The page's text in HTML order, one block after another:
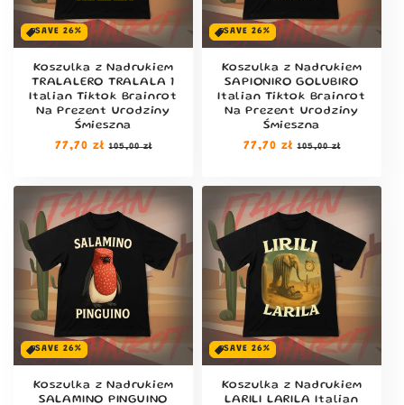
SAVE 26%
Koszulka z Nadrukiem
TRALALERO TRALALA 1
Italian Tiktok Brainrot
Na Prezent Urodziny
Śmieszna
Cena
77,70 zł Cena
105,00 zł
SAVE 26%
Koszulka z Nadrukiem
SAPIONIRO GOLUBIRO
Italian Tiktok Brainrot
Na Prezent Urodziny
Śmieszna
Cena
77,70 zł Cena
105,00 zł
SAVE 26%
Koszulka z Nadrukiem
SALAMINO PINGUINO
SAVE 26%
Koszulka z Nadrukiem
LARILI LARILA Italian